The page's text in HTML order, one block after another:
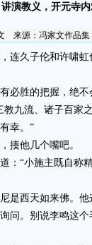
教义，开元寺内
来源： 冯家文作品集
久子伦和许啸虹
胜的把握，绝不
九流、诸子百家
幸。”
他几个嘴吧。
“小施主既自称
西天如来佛。他
问。别说李鸣这个